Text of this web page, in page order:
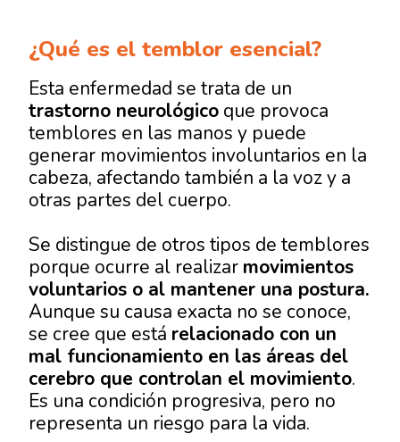
¿Qué es el temblor esencial​?
Esta enfermedad se trata de un
trastorno neurológico que provoca
temblores en las manos y puede
generar movimientos involuntarios en la
cabeza, afectando también a la voz y a
otras partes del cuerpo.
Se distingue de otros tipos de temblores
porque ocurre al realizar movimientos
voluntarios o al mantener una postura.
Aunque su causa exacta no se conoce,
se cree que está relacionado con un
mal funcionamiento en las áreas del
cerebro que controlan el movimiento.
Es una condición progresiva, pero no
representa un riesgo para la vida.